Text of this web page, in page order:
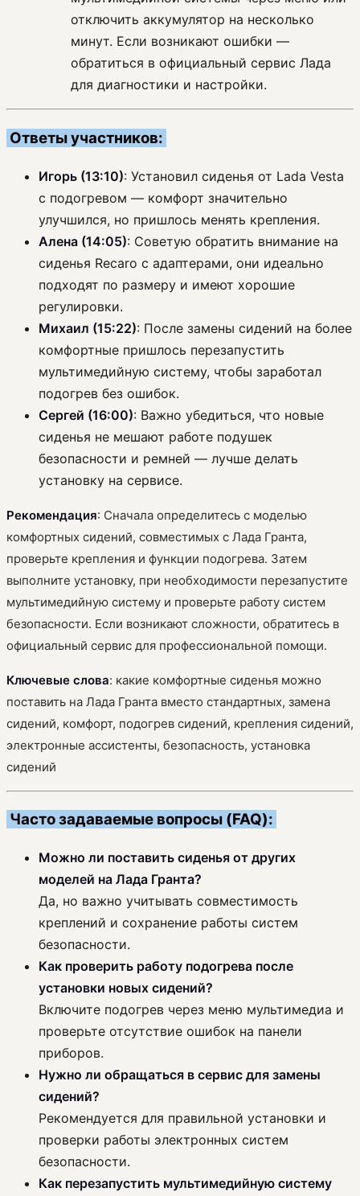
отключить аккумулятор на несколько
минут. Если возникают ошибки —
обратиться в официальный сервис Лада
для диагностики и настройки.
Ответы участников:
Игорь (13:10): Установил сиденья от Lada Vesta
с подогревом — комфорт значительно
улучшился, но пришлось менять крепления.
Алена (14:05): Советую обратить внимание на
сиденья Recaro с адаптерами, они идеально
подходят по размеру и имеют хорошие
регулировки.
Михаил (15:22): После замены сидений на более
комфортные пришлось перезапустить
мультимедийную систему, чтобы заработал
подогрев без ошибок.
Сергей (16:00): Важно убедиться, что новые
сиденья не мешают работе подушек
безопасности и ремней — лучше делать
установку на сервисе.
Рекомендация: Сначала определитесь с моделью
комфортных сидений, совместимых с Лада Гранта,
проверьте крепления и функции подогрева. Затем
выполните установку, при необходимости перезапустите
мультимедийную систему и проверьте работу систем
безопасности. Если возникают сложности, обратитесь в
официальный сервис для профессиональной помощи.
Ключевые слова: какие комфортные сиденья можно
поставить на Лада Гранта вместо стандартных, замена
сидений, комфорт, подогрев сидений, крепления сидений,
электронные ассистенты, безопасность, установка
сидений
Часто задаваемые вопросы (FAQ):
Можно ли поставить сиденья от других
моделей на Лада Гранта?
Да, но важно учитывать совместимость
креплений и сохранение работы систем
безопасности.
Как проверить работу подогрева после
установки новых сидений?
Включите подогрев через меню мультимедиа и
проверьте отсутствие ошибок на панели
приборов.
Нужно ли обращаться в сервис для замены
сидений?
Рекомендуется для правильной установки и
проверки работы электронных систем
безопасности.
Как перезапустить мультимедийную систему